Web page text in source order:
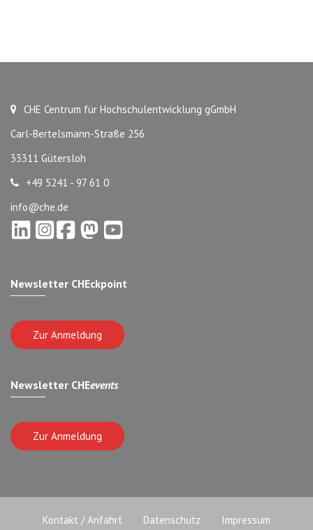
CHE Centrum für Hochschulentwicklung gGmbH
Carl-Bertelsmann-Straße 256
33311 Gütersloh
+49 5241 - 97 61 0
info@che.de
Newsletter CHEckpoint
Zur Anmeldung
Newsletter CHEevents
Zur Anmeldung
Kontakt / Anfahrt Datenschutz Impressum